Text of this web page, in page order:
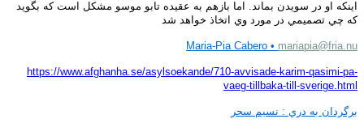
اينکه او در سويدن بماند. اما بازهم به عقيده تابو موسو مشکل است که بگويد
که چي تصميمي در مورد وي اتخاذ خواهد شد
Maria-Pia Cabero • mariapia@fria.nu
https://www.afghanha.se/asylsoekande/710-avvisade-karim-qasimi-pa-
vaeg-tillbaka-till-sverige.html
برگردان به دري : نسيم سحر